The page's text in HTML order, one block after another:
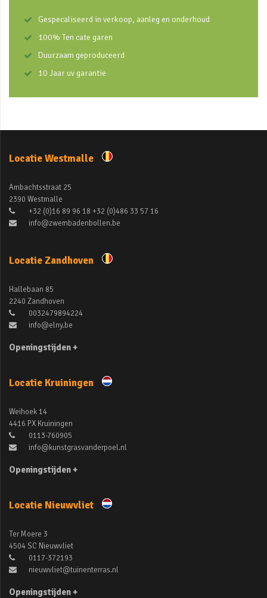
Gespecaliseerd in verkoop, aanleg en onderhoud
100% Ten cate garen
Duurzaam geproduceerd
10 Jaar uv garantie
Locatie Westmalle
Ambachtsstraat 25
2390 Westmalle
+32 (0)16 89 96 18 +32 (0)486 33 57 16
info@zwembadenbollen.be
Locatie Zandhoven
Hallebaan 85
2240 Zandhoven
0032479894224
info@elny.be
Openingstijden +
Locatie Kruiningen
Weihoek 14
4416 PX Kruiningen
0113-760905
info@kunstgrasvanderpoel.nl
Openingstijden +
Locatie Nieuwvliet
Ter Moere 3
4504 SC Nieuwvliet
0117-372193
nieuwvliet@tuinenterras.nl
Openingstijden +